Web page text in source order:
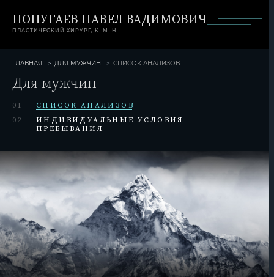
ПОПУГАЕВ ПАВЕЛ ВАДИМОВИЧ
ПЛАСТИЧЕСКИЙ ХИРУРГ, К. М. Н.
ГЛАВНАЯ ДЛЯ МУЖЧИН СПИСОК АНАЛИЗОВ
Для мужчин
01
СПИСОК АНАЛИЗОВ
02
ИНДИВИДУАЛЬНЫЕ УСЛОВИЯ
ПРЕБЫВАНИЯ